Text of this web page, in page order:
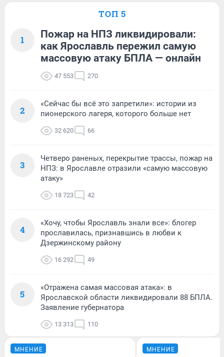
ТОП 5
1
Пожар на НПЗ ликвидировали:
как Ярославль пережил самую
массовую атаку БПЛА — онлайн
47 553 270
2
«Сейчас бы всё это запретили»: истории из
пионерского лагеря, которого больше нет
32 620 66
3
Четверо раненых, перекрытие трассы, пожар на
НПЗ: в Ярославле отразили «самую массовую
атаку»
18 723 42
4
«Хочу, чтобы Ярославль знали все»: блогер
прославилась, признавшись в любви к
Дзержинскому району
16 292 49
5
«Отражена самая массовая атака»: в
Ярославской области ликвидировали 88 БПЛА.
Заявление губернатора
13 313 110
МНЕНИЕ МНЕНИЕ